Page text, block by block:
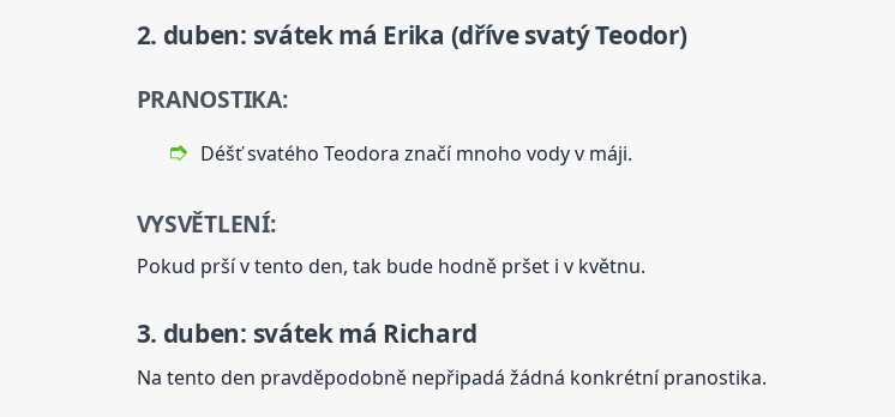
2. duben: svátek má Erika (dříve svatý Teodor)
PRANOSTIKA:
Déšť svatého Teodora značí mnoho vody v máji.
VYSVĚTLENÍ:
Pokud prší v tento den, tak bude hodně pršet i v květnu.
3. duben: svátek má Richard
Na tento den pravděpodobně nepřipadá žádná konkrétní pranostika.